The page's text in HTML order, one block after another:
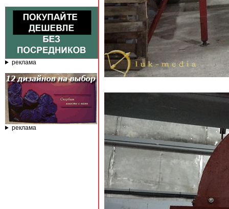
реклама
реклама